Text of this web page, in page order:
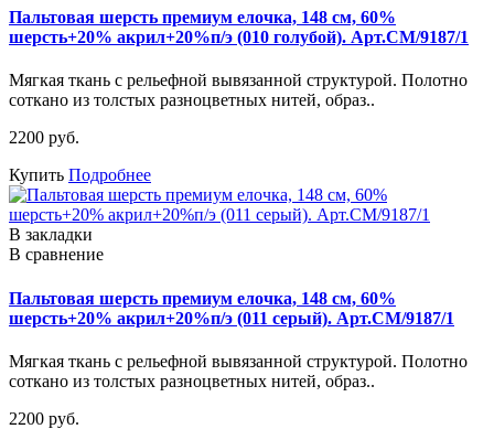
Пальтовая шерсть премиум елочка, 148 см, 60%
шерсть+20% акрил+20%п/э (010 голубой). Арт.СМ/9187/1
Мягкая ткань с рельефной вывязанной структурой. Полотно
соткано из толстых разноцветных нитей, образ..
2200 руб.
Купить Подробнее
В закладки
В сравнение
Пальтовая шерсть премиум елочка, 148 см, 60%
шерсть+20% акрил+20%п/э (011 серый). Арт.СМ/9187/1
Мягкая ткань с рельефной вывязанной структурой. Полотно
соткано из толстых разноцветных нитей, образ..
2200 руб.